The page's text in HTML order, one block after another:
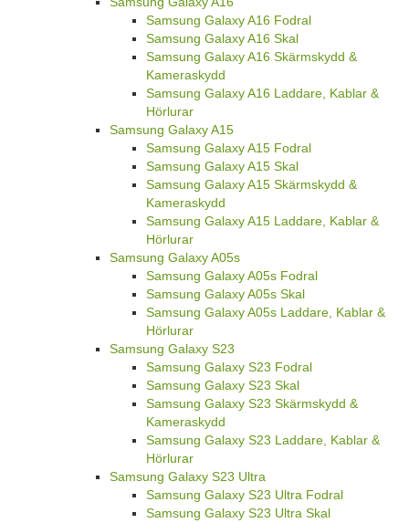
Samsung Galaxy A16 Fodral
Samsung Galaxy A16 Skal
Samsung Galaxy A16 Skärmskydd &
Kameraskydd
Samsung Galaxy A16 Laddare, Kablar &
Hörlurar
Samsung Galaxy A15
Samsung Galaxy A15 Fodral
Samsung Galaxy A15 Skal
Samsung Galaxy A15 Skärmskydd &
Kameraskydd
Samsung Galaxy A15 Laddare, Kablar &
Hörlurar
Samsung Galaxy A05s
Samsung Galaxy A05s Fodral
Samsung Galaxy A05s Skal
Samsung Galaxy A05s Laddare, Kablar &
Hörlurar
Samsung Galaxy S23
Samsung Galaxy S23 Fodral
Samsung Galaxy S23 Skal
Samsung Galaxy S23 Skärmskydd &
Kameraskydd
Samsung Galaxy S23 Laddare, Kablar &
Hörlurar
Samsung Galaxy S23 Ultra
Samsung Galaxy S23 Ultra Fodral
Samsung Galaxy S23 Ultra Skal